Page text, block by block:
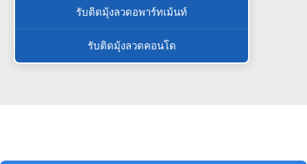
รับติดมุ้งลวดอพาร์ทเม้นท์
รับติดมุ้งลวดคอนโด